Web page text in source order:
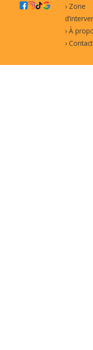
› Zone
› À
› Contact